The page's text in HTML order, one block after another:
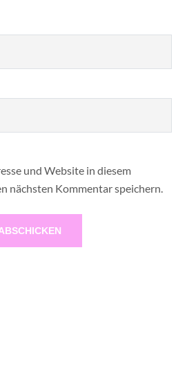
und Website in diesem
nächsten Kommentar speichern.